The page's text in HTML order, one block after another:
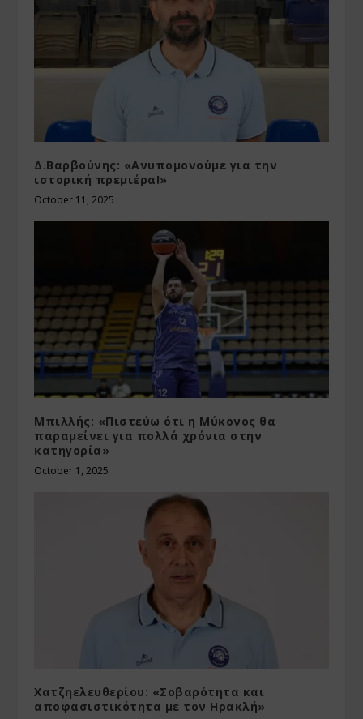
Δ.Βαρβούνης: «Ανυπομονούμε για την
ιστορική πρεμιέρα!»
October 11, 2025
Μπιλλής: «Πιστεύω ότι η Μύκονος θα
παραμείνει για πολλά χρόνια στην
κατηγορία»
October 1, 2025
Χατζηελευθερίου: «Σοβαρότητα και
αποφασιστικότητα με τον Ηρακλή»